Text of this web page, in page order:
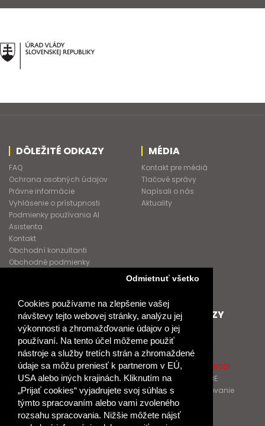
Cookies používame na zlepšenie vašej
návštevy tejto webovej stránky, analýzu jej
výkonnosti a zhromažďovanie údajov o jej
používaní. Na tento účel môžeme použiť
nástroje a služby tretích strán a zhromaždené
údaje sa môžu preniesť k partnerom v EÚ,
USA alebo iných krajinách. Kliknutím na
„Prijať cookies“ vyjadrujete svoj súhlas s
týmto spracovaním alebo vami zvoleného
rozsahu spracovania. Nižšie môžete nájsť
Odmietnuť všetko
DÔLEŽITÉ ODKAZY
FAQ
Ochrana osobných údajov
Právne informácie
Vyhlásenie o prístupnosti
Podmienky používania AI
Asistenta
Kontakt
Obchodní konzultanti
Obchodné podmienky
MÉDIA
Kontakt pre médiá
Tlačové správy
Napísali o nás
Aktuality
SPOLUPRACUJEME
Podporujeme
Naše projekty
Spolupracujeme
Pošlite nám správu
ĎALŠIE ODKAZY
O Raabe
O Klett
Naši autori
Certifikát kvality ISO 9001
Klientska zóna RAABE
Katalógy na prelistovanie
NÁKUP